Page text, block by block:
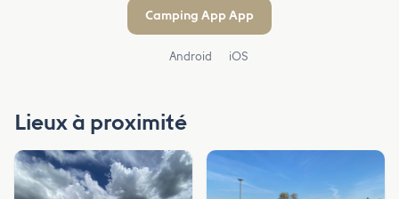
Camping App App
Android iOS
Lieux à proximité